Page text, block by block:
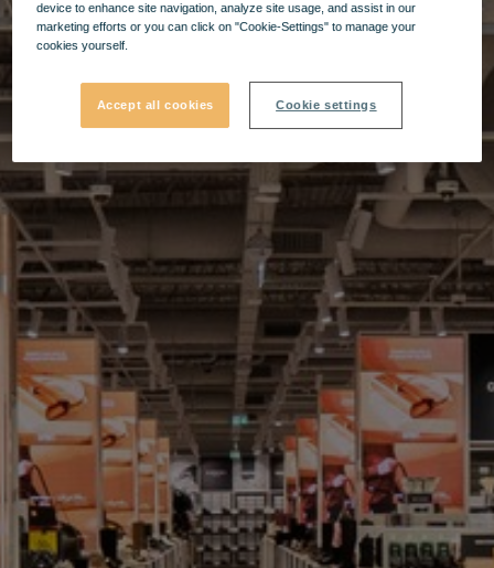
device to enhance site navigation, analyze site usage, and assist in our
marketing efforts or you can click on "Cookie-Settings" to manage your
cookies yourself.
Accept all cookies Cookie settings